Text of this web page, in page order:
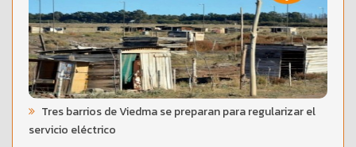
Tres barrios de Viedma se preparan para regularizar el
servicio eléctrico